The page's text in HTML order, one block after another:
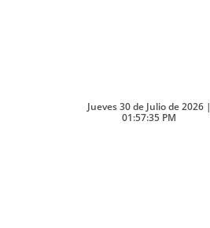
Jueves 30 de Julio de 2026 |
01:57:35 PM